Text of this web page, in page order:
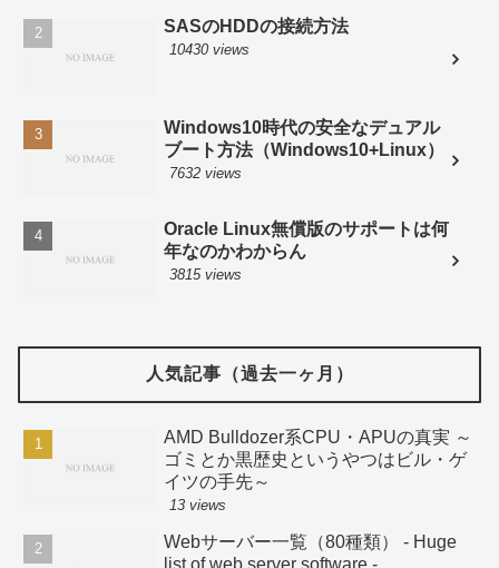
SASのHDDの接続方法
10430 views
Windows10時代の安全なデュアル
ブート方法（Windows10+Linux）
7632 views
Oracle Linux無償版のサポートは何
年なのかわからん
3815 views
人気記事（過去一ヶ月）
AMD Bulldozer系CPU・APUの真実 ～
ゴミとか黒歴史というやつはビル・ゲ
イツの手先～
13 views
Webサーバー一覧（80種類） - Huge
list of web server software -